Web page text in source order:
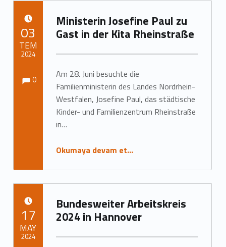
Ministerin Josefine Paul zu
Gast in der Kita Rheinstraße
Am 28. Juni besuchte die
Familienministerin des Landes Nordrhein-
Westfalen, Josefine Paul, das städtische
Kinder- und Familienzentrum Rheinstraße
in…
Okumaya devam et…
YAYIN TARIHI:
03
TEM
2024
Tarafından yazıldı:Yorumlar:
0
Bundesweiter Arbeitskreis
2024 in Hannover
YAYIN TARIHI:
17
MAY
2024